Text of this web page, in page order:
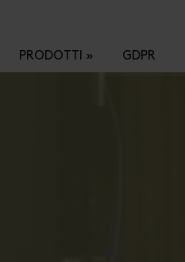
PRODOTTI GDPR